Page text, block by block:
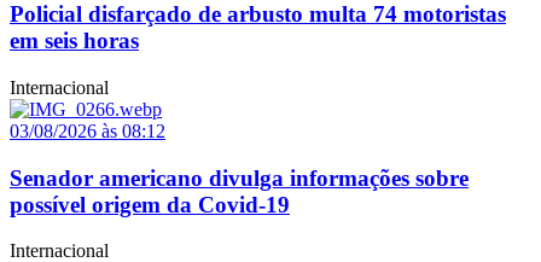
Policial disfarçado de arbusto multa 74 motoristas
em seis horas
Internacional
03/08/2026 às 08:12
Senador americano divulga informações sobre
possível origem da Covid-19
Internacional